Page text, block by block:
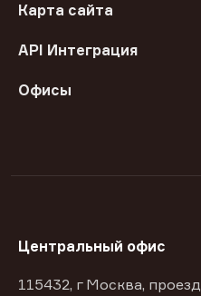
Карта сайта
API Интеграция
Офисы
Центральный офис
115432, г Москва, проезд